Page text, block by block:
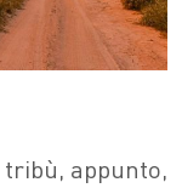
appunto,